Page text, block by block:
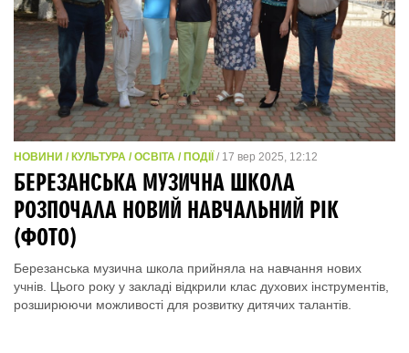
НОВИНИ / КУЛЬТУРА / ОСВІТА / ПОДІЇ / 17 вер 2025, 12:12
БЕРЕЗАНСЬКА МУЗИЧНА ШКОЛА
РОЗПОЧАЛА НОВИЙ НАВЧАЛЬНИЙ РІК
(ФОТО)
Березанська музична школа прийняла на навчання нових
учнів. Цього року у закладі відкрили клас духових інструментів,
розширюючи можливості для розвитку дитячих талантів.